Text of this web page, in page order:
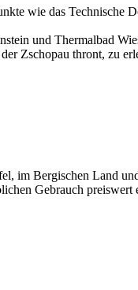
wie das
und Thermalbad
Zschopau thront, zu
im Bergischen Land
Gebrauch